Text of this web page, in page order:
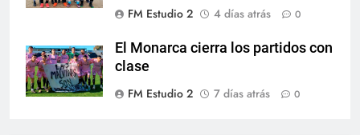
FM Estudio 2
4 días atrás 0
El Monarca cierra los partidos con
clase
FM Estudio 2
7 días atrás 0